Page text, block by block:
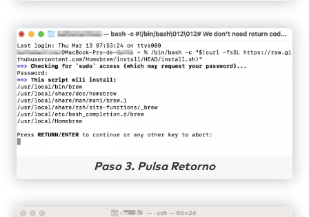
Paso 3. Pulsa Retorno